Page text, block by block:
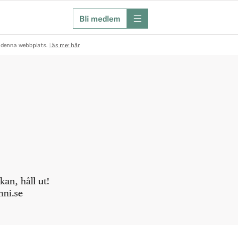
Bli medlem meny
webbplats. Läs mer här
håll ut!